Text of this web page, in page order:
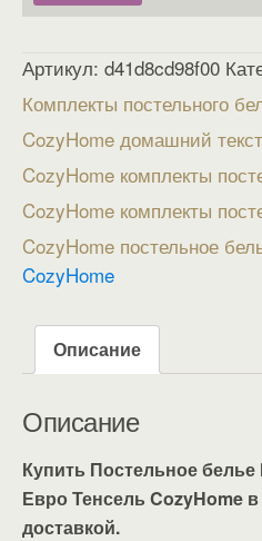
Артикул: d41d8cd98f00
Комплекты постельного
CozyHome домашний
CozyHome комплекты
CozyHome комплекты
CozyHome постельное
CozyHome
Описание
Описание
Купить Постельное
Евро Тенсель CozyHome
доставкой.